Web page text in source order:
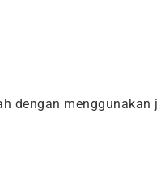
dengan